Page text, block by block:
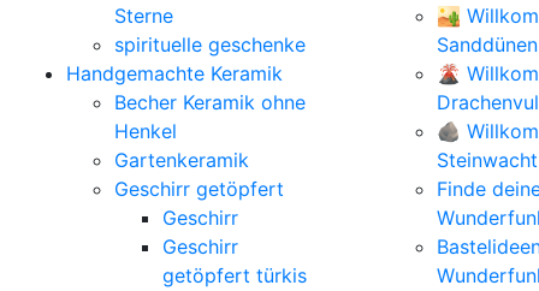
Sterne
spirituelle geschenke
Handgemachte Keramik
Becher Keramik ohne
Henkel
Gartenkeramik
Geschirr getöpfert
Geschirr
Geschirr
getöpfert türkis
🏜️
Sanddünen
🌋
🪨
Steinwacht
Finde